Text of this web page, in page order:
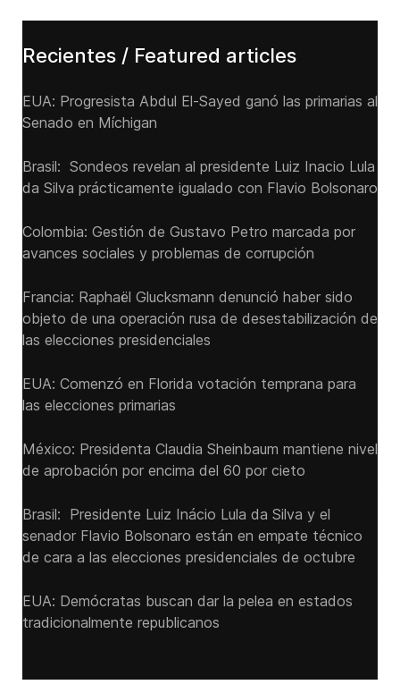
Recientes / Featured articles
EUA: Progresista Abdul El-Sayed ganó las primarias al
Senado ‌en Míchigan
Brasil: Sondeos revelan al presidente Luiz Inacio Lula
da Silva prácticamente igualado con Flavio Bolsonaro
Colombia: Gestión de Gustavo Petro marcada por
avances sociales y problemas de corrupción
Francia: Raphaël Glucksmann denunció haber sido
objeto de una operación rusa de desestabilización de
las elecciones presidenciales
EUA: Comenzó en Florida votación temprana para
las elecciones primarias
México: Presidenta Claudia Sheinbaum mantiene nivel
de aprobación por encima del 60 por cieto
Brasil: Presidente Luiz Inácio Lula da Silva y el
senador Flavio ‌Bolsonaro están en empate técnico
de cara a las ‌elecciones presidenciales de octubre
EUA: Demócratas buscan dar la pelea en estados
tradicionalmente republicanos